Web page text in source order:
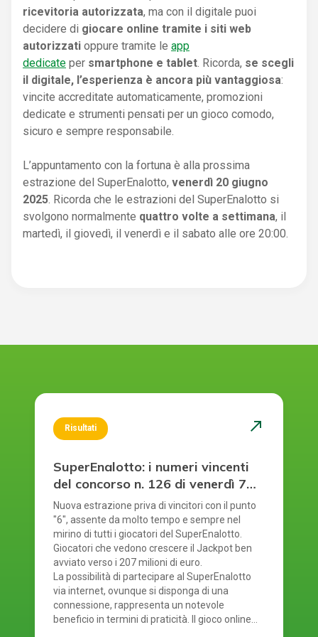
ricevitoria autorizzata, ma con il digitale puoi
decidere di giocare online tramite i siti web
autorizzati oppure tramite le app
dedicate per smartphone e tablet . Ricorda, se scegli
il digitale, l’esperienza è ancora più vantaggiosa:
vincite accreditate automaticamente, promozioni
dedicate e strumenti pensati per un gioco comodo,
sicuro e sempre responsabile.
L’appuntamento con la fortuna è alla prossima
estrazione del SuperEnalotto, venerdì 20 giugno
2025 . Ricorda che le estrazioni del SuperEnalotto si
svolgono normalmente quattro volte a settimana, il
martedì, il giovedì, il venerdì e il sabato alle ore 20:00.
Risultati north_east
SuperEnalotto: i numeri vincenti
del concorso n. 126 di venerdì 7
agosto 2026
Nuova estrazione priva di vincitori con il punto
"6", assente da molto tempo e sempre nel
mirino di tutti i giocatori del SuperEnalotto.
Giocatori che vedono crescere il Jackpot ben
avviato verso i 207 milioni di euro.
La possibilità di partecipare al SuperEnalotto
via internet, ovunque si disponga di una
connessione, rappresenta un notevole
beneficio in termini di praticità. Il gioco online